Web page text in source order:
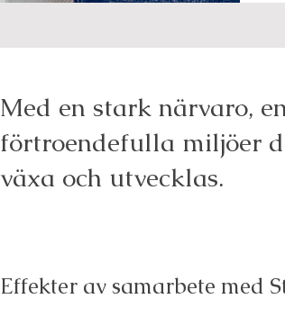
Med en stark närvaro,
förtroendefulla miljöer
växa och utvecklas.
Effekter av samarbete med